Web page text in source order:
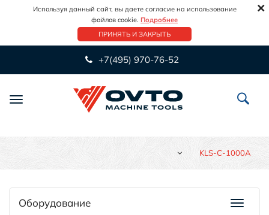
Используя данный сайт, вы даете согласие на использование
файлов cookie. Подробнее
ПРИНЯТЬ И ЗАКРЫТЬ
×
+7(495) 970-76-52
Переключить
KLS-C-1000A
Оборудование